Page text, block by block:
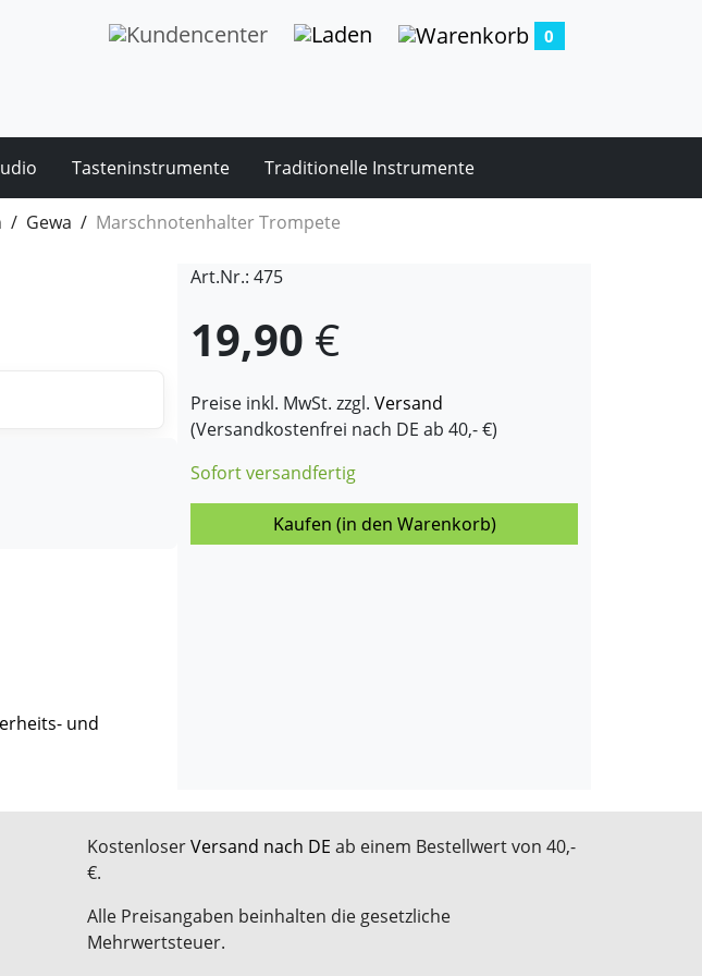
0
Tasteninstrumente Traditionelle Instrumente
Gewa Marschnotenhalter Trompete
und
Art.Nr.: 475
19,90 €
Preise inkl. MwSt. zzgl. Versand
(Versandkostenfrei nach DE ab 40,- €)
Sofort versandfertig
Kaufen (in den Warenkorb)
KostenloserVersand nach DE ab einem Bestellwert von 40,-
€.
Alle Preisangaben beinhalten die gesetzliche
Mehrwertsteuer.